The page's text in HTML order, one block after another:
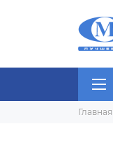
Главная